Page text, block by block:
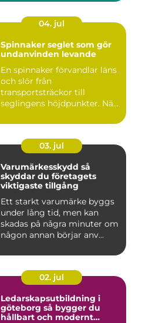
04. jul
Spinnaker seglet som gör
undanvinden levande
En spinnaker förvandlar läns
och slör från
transportsträckor till
seglingens höjdpunkter. När
03. jul
Varumärkesskydd så
skyddar du företagets
viktigaste tillgång
Ett starkt varumärke byggs
under lång tid, men kan
skadas på några minuter om
någon annan börjar anv...
02. jul
Ledarskapsutbildning i
göteborg så bygger du
hållbart och modernt